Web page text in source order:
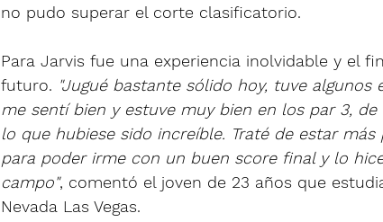
no pudo superar el corte clasificatorio.
Para Jarvis fue una experiencia inolvidable y el
futuro. "Jugué bastante sólido hoy, tuve
me sentí bien y estuve muy bien en los par 3,
lo que hubiese sido increíble. Traté de estar
para poder irme con un buen score final y lo
campo", comentó el joven de 23 años que
Nevada Las Vegas.